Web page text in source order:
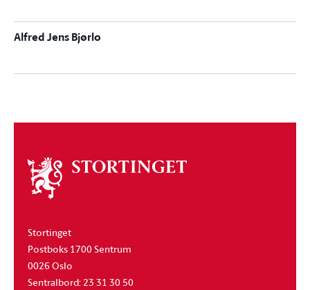
Alfred Jens Bjørlo
Om
stortinget
Stortinget
Postboks 1700 Sentrum
0026 Oslo
Sentralbord: 23 31 30 50